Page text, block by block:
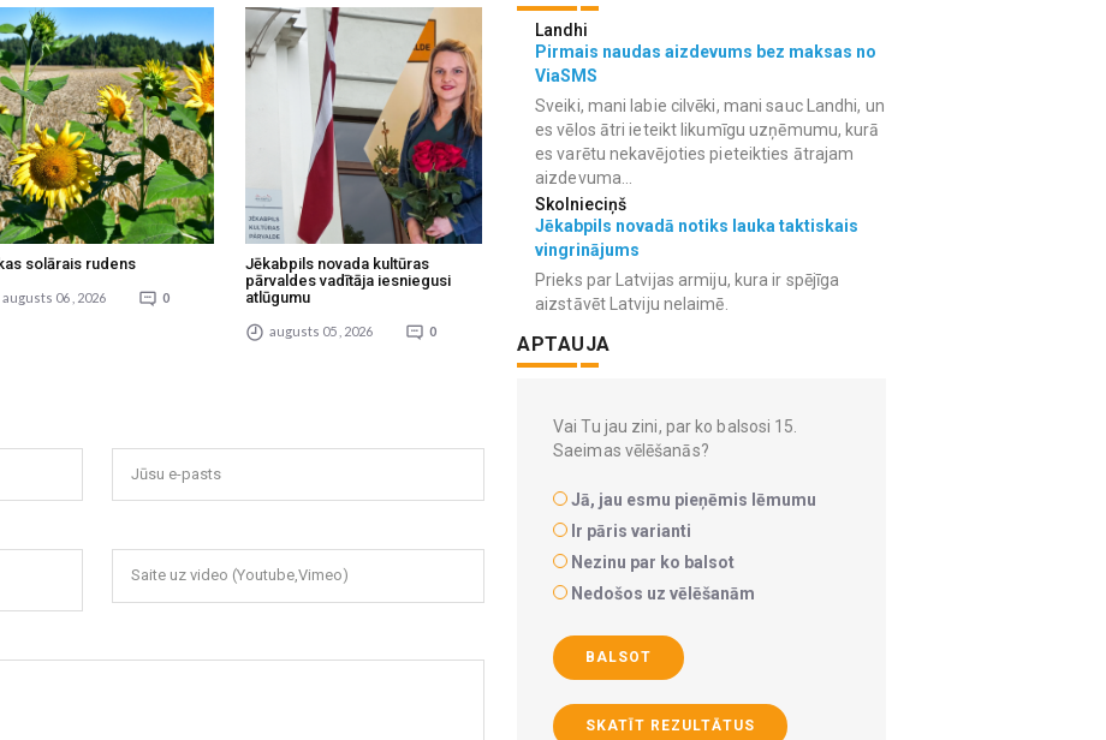
solārais rudens
augusts 06 , 2026 0
Jēkabpils novada kultūras
pārvaldes vadītāja iesniegusi
atlūgumu
augusts 05 , 2026 0
Jūsu e-pasts
Saite uz video (Youtube,Vimeo)
Landhi
Pirmais naudas aizdevums bez maksas no
ViaSMS
Sveiki, mani labie cilvēki, mani sauc Landhi, un
es vēlos ātri ieteikt likumīgu uzņēmumu, kurā
es varētu nekavējoties pieteikties ātrajam
aizdevuma...
Skolnieciņš
Jēkabpils novadā notiks lauka taktiskais
vingrinājums
Prieks par Latvijas armiju, kura ir spējīga
aizstāvēt Latviju nelaimē.
APTAUJA
Vai Tu jau zini, par ko balsosi 15.
Saeimas vēlēšanās?
Jā, jau esmu pieņēmis lēmumu
Ir pāris varianti
Nezinu par ko balsot
Nedošos uz vēlēšanām
BALSOT
SKATĪT REZULTĀTUS